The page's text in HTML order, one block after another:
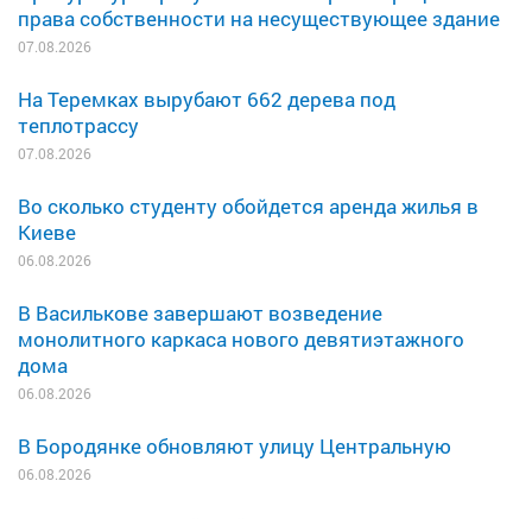
права собственности на несуществующее здание
07.08.2026
На Теремках вырубают 662 дерева под
теплотрассу
07.08.2026
Во сколько студенту обойдется аренда жилья в
Киеве
06.08.2026
В Василькове завершают возведение
монолитного каркаса нового девятиэтажного
дома
06.08.2026
В Бородянке обновляют улицу Центральную
06.08.2026